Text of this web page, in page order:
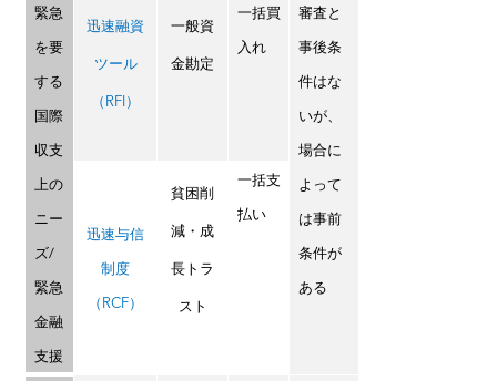
緊急
を要
する
国際
収支
上の
ニー
ズ/
緊急
金融
支援
迅速融資
ツール
（RFI）
一般資
金勘定
一括買
入れ
審査と
事後条
件はな
いが、
場合に
よって
は事前
条件が
ある
迅速与信
制度
（RCF）
貧困削
減・成
長トラ
スト
一括支
払い